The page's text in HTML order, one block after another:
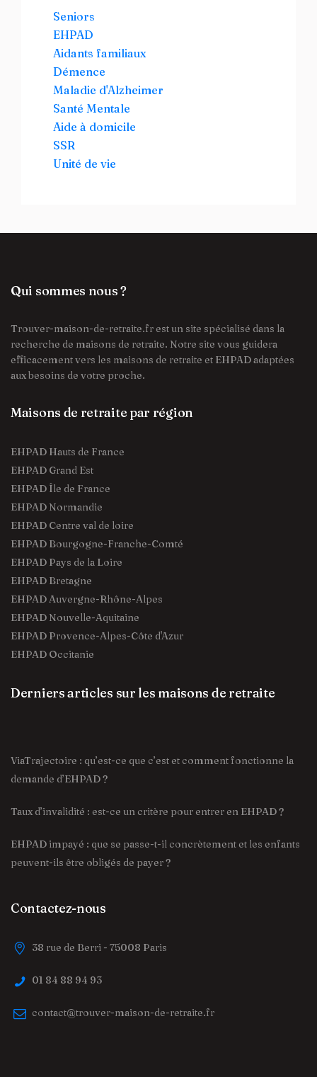
Seniors
EHPAD
Aidants familiaux
Démence
Maladie d'Alzheimer
Santé Mentale
Aide à domicile
SSR
Unité de vie
Qui sommes nous ?
Trouver-maison-de-retraite.fr est un site spécialisé dans la
recherche de maisons de retraite. Notre site vous guidera
efficacement vers les maisons de retraite et EHPAD adaptées
aux besoins de votre proche.
Maisons de retraite par région
EHPAD Hauts de France
EHPAD Grand Est
EHPAD Île de France
EHPAD Normandie
EHPAD Centre val de loire
EHPAD Bourgogne-Franche-Comté
EHPAD Pays de la Loire
EHPAD Bretagne
EHPAD Auvergne-Rhône-Alpes
EHPAD Nouvelle-Aquitaine
EHPAD Provence-Alpes-Côte d'Azur
EHPAD Occitanie
Derniers articles sur les maisons de retraite
ViaTrajectoire : qu’est-ce que c’est et comment fonctionne la
demande d’EHPAD ?
Taux d’invalidité : est-ce un critère pour entrer en EHPAD ?
EHPAD impayé : que se passe-t-il concrètement et les enfants
peuvent-ils être obligés de payer ?
Contactez-nous
38 rue de Berri - 75008 Paris
01 84 88 94 93
contact@trouver-maison-de-retraite.fr